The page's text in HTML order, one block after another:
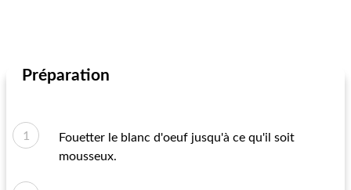
Préparation
Fouetter le blanc d'oeuf jusqu'à ce qu'il soit
mousseux.